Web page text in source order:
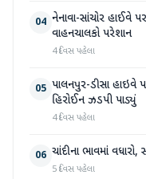
04 નેનાવા-સાંચોર હાઈવે
વાહનચાલકો પરેશાન
4 દિવસ પહેલા
05 પાલનપુર-ડીસા હાઇવે
હિરોઈન ઝડપી પાડ્યું
4 દિવસ પહેલા
06 ચાંદીના ભાવમાં
5 દિવસ પહેલા